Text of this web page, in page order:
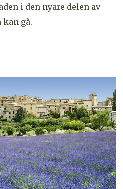
i den nyare delen av
kan gå.